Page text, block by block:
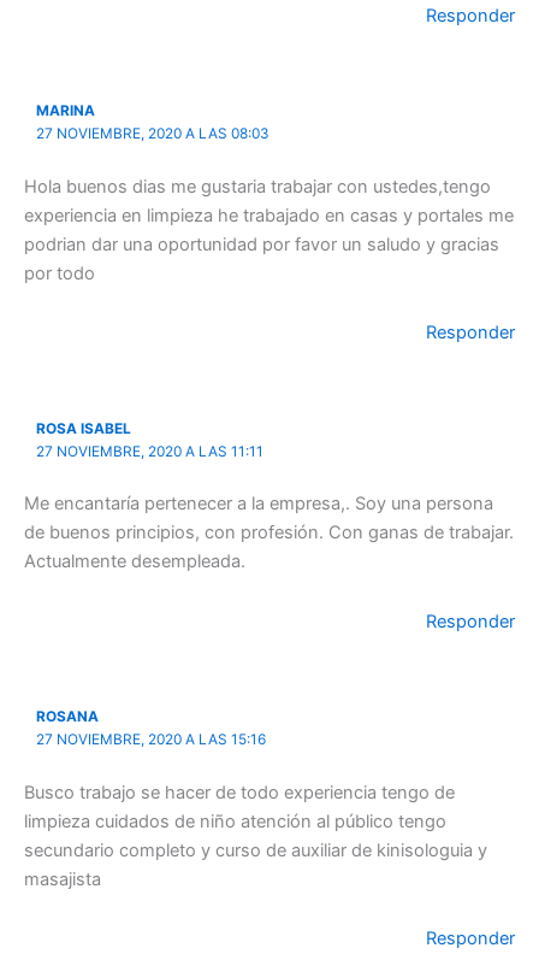
Responder
MARINA
27 NOVIEMBRE, 2020 A LAS 08:03
Hola buenos dias me gustaria trabajar con ustedes,tengo
experiencia en limpieza he trabajado en casas y portales me
podrian dar una oportunidad por favor un saludo y gracias
por todo
Responder
ROSA ISABEL
27 NOVIEMBRE, 2020 A LAS 11:11
Me encantaría pertenecer a la empresa,. Soy una persona
de buenos principios, con profesión. Con ganas de trabajar.
Actualmente desempleada.
Responder
ROSANA
27 NOVIEMBRE, 2020 A LAS 15:16
Busco trabajo se hacer de todo experiencia tengo de
limpieza cuidados de niño atención al público tengo
secundario completo y curso de auxiliar de kinisologuia y
masajista
Responder